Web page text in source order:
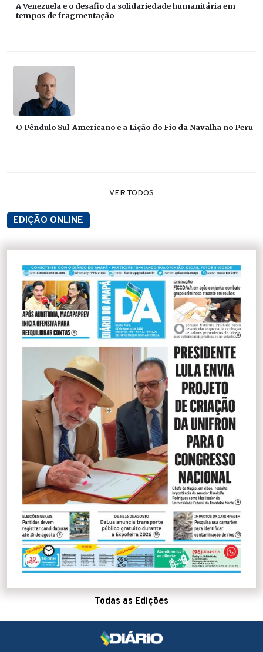
A Venezuela e o desafio da solidariedade humanitária em
tempos de fragmentação
O Pêndulo Sul-Americano e a Lição do Fio da Navalha no Peru
VER TODOS
EDIÇÃO ONLINE
Todas as Edições